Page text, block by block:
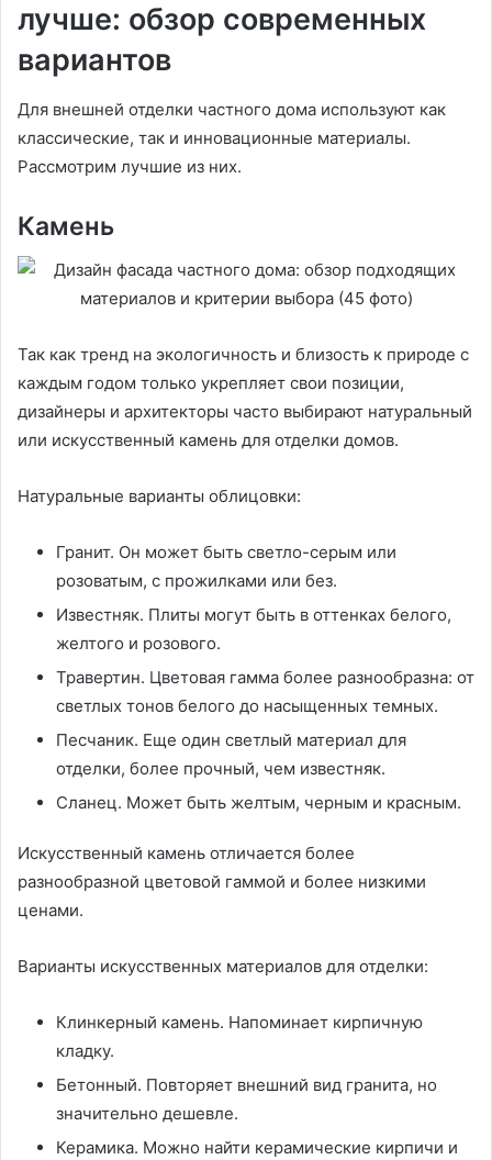
лучше: обзор современных
вариантов
Для внешней отделки частного дома используют как
классические, так и инновационные материалы.
Рассмотрим лучшие из них.
Камень
Так как тренд на экологичность и близость к природе с
каждым годом только укрепляет свои позиции,
дизайнеры и архитекторы часто выбирают натуральный
или искусственный камень для отделки домов.
Натуральные варианты облицовки:
Гранит. Он может быть светло-серым или
розоватым, с прожилками или без.
Известняк. Плиты могут быть в оттенках белого,
желтого и розового.
Травертин. Цветовая гамма более разнообразна: от
светлых тонов белого до насыщенных темных.
Песчаник. Еще один светлый материал для
отделки, более прочный, чем известняк.
Сланец. Может быть желтым, черным и красным.
Искусственный камень отличается более
разнообразной цветовой гаммой и более низкими
ценами.
Варианты искусственных материалов для отделки:
Клинкерный камень. Напоминает кирпичную
кладку.
Бетонный. Повторяет внешний вид гранита, но
значительно дешевле.
Керамика. Можно найти керамические кирпичи и